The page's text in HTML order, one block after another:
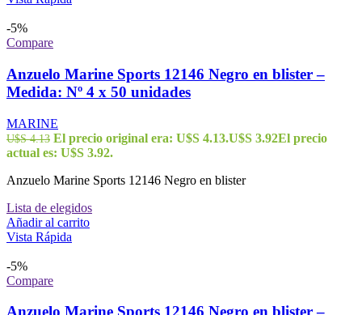
-5%
Compare
Anzuelo Marine Sports 12146 Negro en blister –
Medida: Nº 4 x 50 unidades
MARINE
U$S4.13 El precio original era: U$S 4.13.U$S 3.92El precio
actual es: U$S 3.92.
Anzuelo Marine Sports 12146 Negro en blister
Lista de elegidos
Añadir al carrito
Vista Rápida
-5%
Compare